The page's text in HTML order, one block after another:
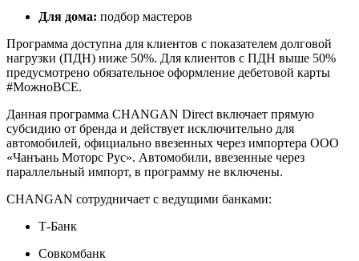
Для дома: подбор мастеров
Программа доступна для клиентов с показателем долговой
нагрузки (ПДН) ниже 50%. Для клиентов с ПДН выше 50%
предусмотрено обязательное оформление дебетовой карты
#МожноВСЕ.
Данная программа CHANGAN Direct включает прямую
субсидию от бренда и действует исключительно для
автомобилей, официально ввезенных через импортера ООО
«Чанъань Моторс Рус». Автомобили, ввезенные через
параллельный импорт, в программу не включены.
CHANGAN сотрудничает с ведущими банками:
Т-Банк
Совкомбанк